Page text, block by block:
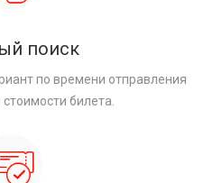
поиск
по времени отправления
билета.